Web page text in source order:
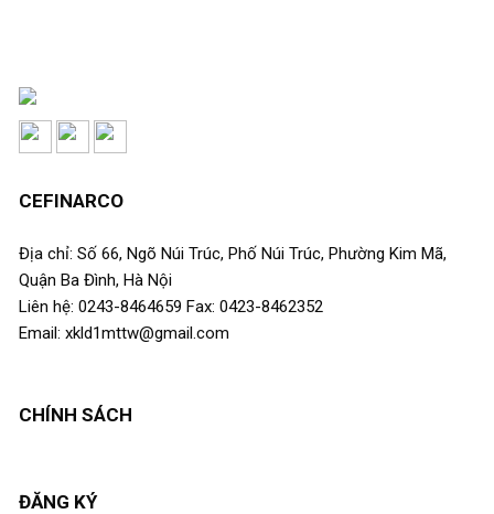
CEFINARCO
Địa chỉ: Số 66, Ngõ Núi Trúc, Phố Núi Trúc, Phường Kim Mã,
Quận Ba Đình, Hà Nội
Liên hệ: 0243-8464659 Fax: 0423-8462352
Email: xkld1mttw@gmail.com
CHÍNH SÁCH
ĐĂNG KÝ